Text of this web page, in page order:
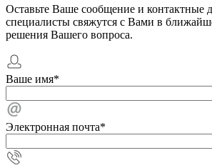
Оставьте Ваше сообщение и контактные
специалисты свяжутся с Вами в
решения Вашего вопроса.
Ваше имя*
Электронная почта*